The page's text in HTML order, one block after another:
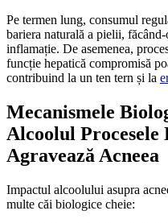
Pe termen lung, consumul
bariera naturală a pielii,
inflamație. De asemenea,
funcție hepatică compromisă
contribuind la un ten tern și la
Mecanismele
Alcoolul Procesele
Agravează Acneea
Impactul alcoolului asupra
multe căi biologice cheie: